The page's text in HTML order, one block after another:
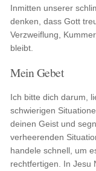
Inmitten unserer
denken, dass Gott
Verzweiflung,
bleibt.
Mein Gebet
Ich bitte dich darum,
schwierigen
deinen Geist und
verheerenden
handele schnell, um
rechtfertigen. In Jesu